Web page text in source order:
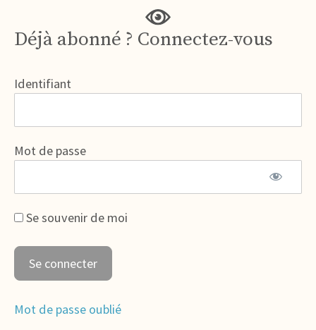
Déjà abonné ? Connectez-vous
Identifiant
Mot de passe
Se souvenir de moi
Mot de passe oublié